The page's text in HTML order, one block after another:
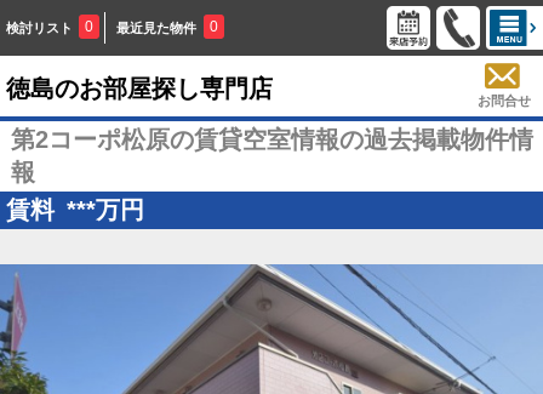
検討リスト 0 最近見た物件 0
徳島のお部屋探し専門店 お問合せ
第2コーポ松原の賃貸空室情報の過去掲載物件情
報
賃料 ***万円